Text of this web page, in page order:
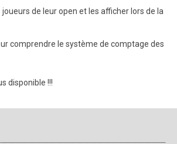
de leur open et les afficher lors de la
comprendre le système de comptage des
disponible !!!